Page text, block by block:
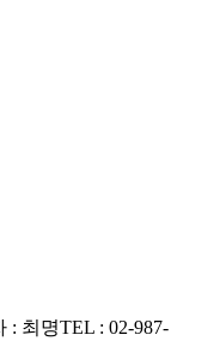
: 최명TEL : 02-987-